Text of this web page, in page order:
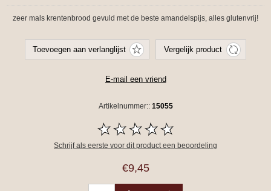
zeer mals krentenbrood gevuld met de beste amandelspijs, alles glutenvrij!
Artikelnummer:: 15055
Schrijf als eerste voor dit product een beoordeling
€9,45